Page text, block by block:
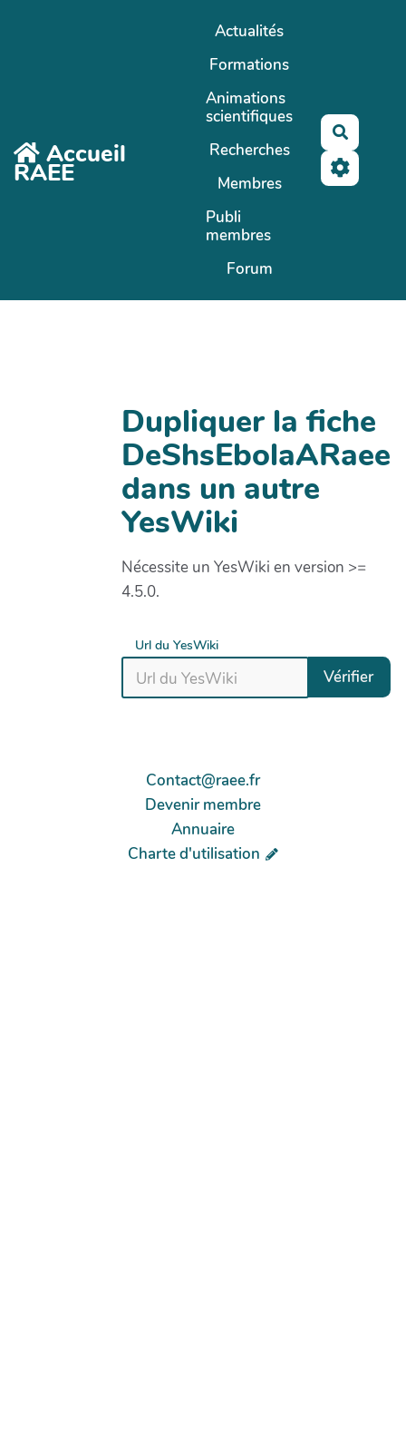
Accueil
RAEE
Actualités
Formations
Animations
scientifiques
Recherches
Membres
Publi
membres
Forum
Dupliquer la fiche
DeShsEbolaARaee
dans un autre
YesWiki
Nécessite un YesWiki en version >=
4.5.0.
Url du YesWiki
Vérifier
Contact@raee.fr
Devenir membre
Annuaire
Charte d'utilisation